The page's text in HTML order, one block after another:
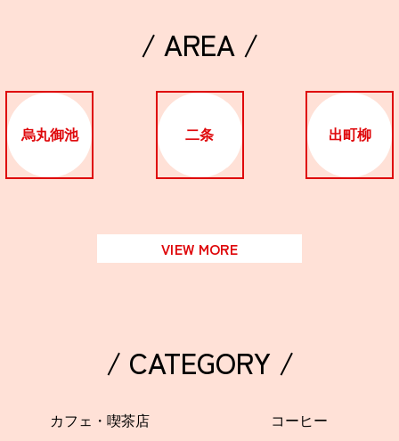
CULTURE
すべて
関西で開催。
おすすめの展覧会
誠光社で選びました。
おすすめのイベント
/ AREA /
烏丸御池 二条 出町柳
VIEW MORE
/ CATEGORY /
カフェ・喫茶店 コーヒー